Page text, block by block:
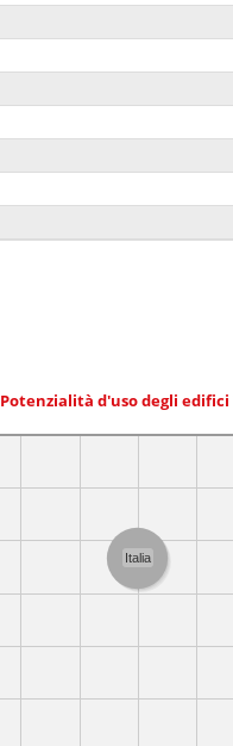
Potenzialità d'uso degli edifici
Italia